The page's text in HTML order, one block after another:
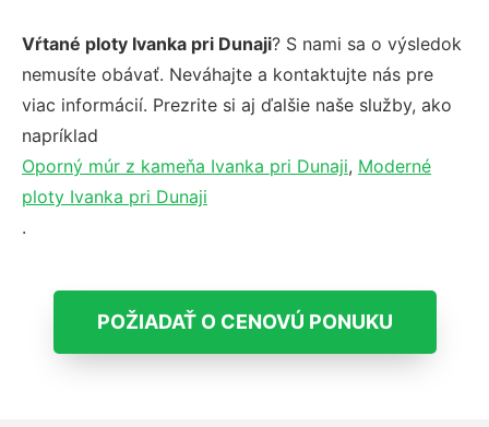
Vŕtané ploty Ivanka pri Dunaji? S nami sa o výsledok
nemusíte obávať. Neváhajte a kontaktujte nás pre
viac informácií. Prezrite si aj ďalšie naše služby, ako
napríklad
Oporný múr z kameňa Ivanka pri Dunaji, Moderné
ploty Ivanka pri Dunaji
.
POŽIADAŤ O CENOVÚ PONUKU